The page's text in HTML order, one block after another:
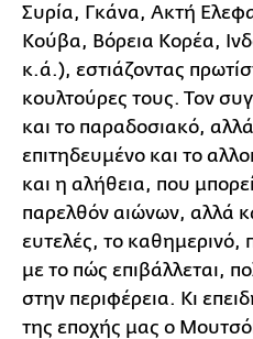
Συρία, Γκάνα, Ακτή
Κούβα, Βόρεια Κορέα,
κ.ά.), εστιάζοντας
κουλτούρες τους. Τον
και το παραδοσιακό,
επιτηδευμένο και το
και η αλήθεια, που
παρελθόν αιώνων, αλλά
ευτελές, το καθημερινό,
με το πώς επιβάλλεται,
στην περιφέρεια. Κι
της εποχής μας ο